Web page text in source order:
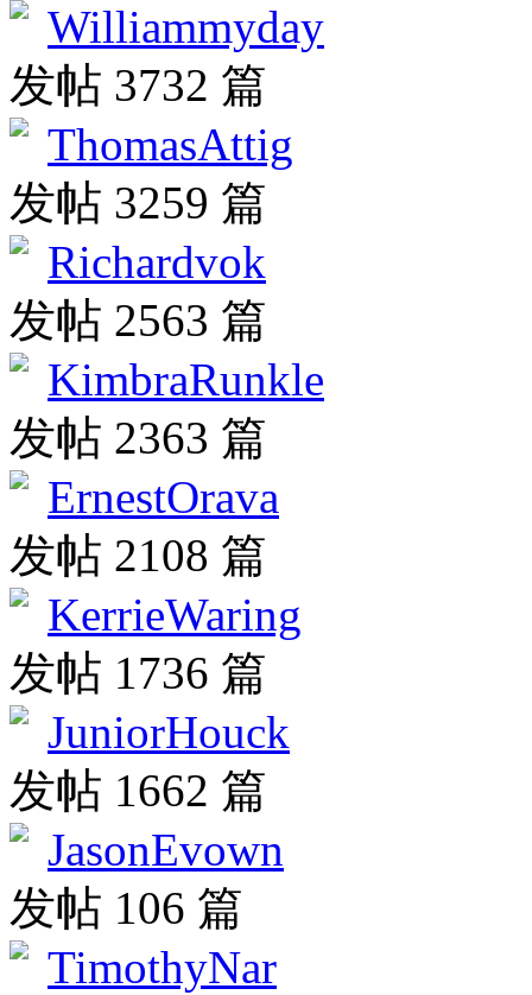
Williammyday
发帖 3732 篇
ThomasAttig
发帖 3259 篇
Richardvok
发帖 2563 篇
KimbraRunkle
发帖 2363 篇
ErnestOrava
发帖 2108 篇
KerrieWaring
发帖 1736 篇
JuniorHouck
发帖 1662 篇
JasonEvown
发帖 106 篇
TimothyNar